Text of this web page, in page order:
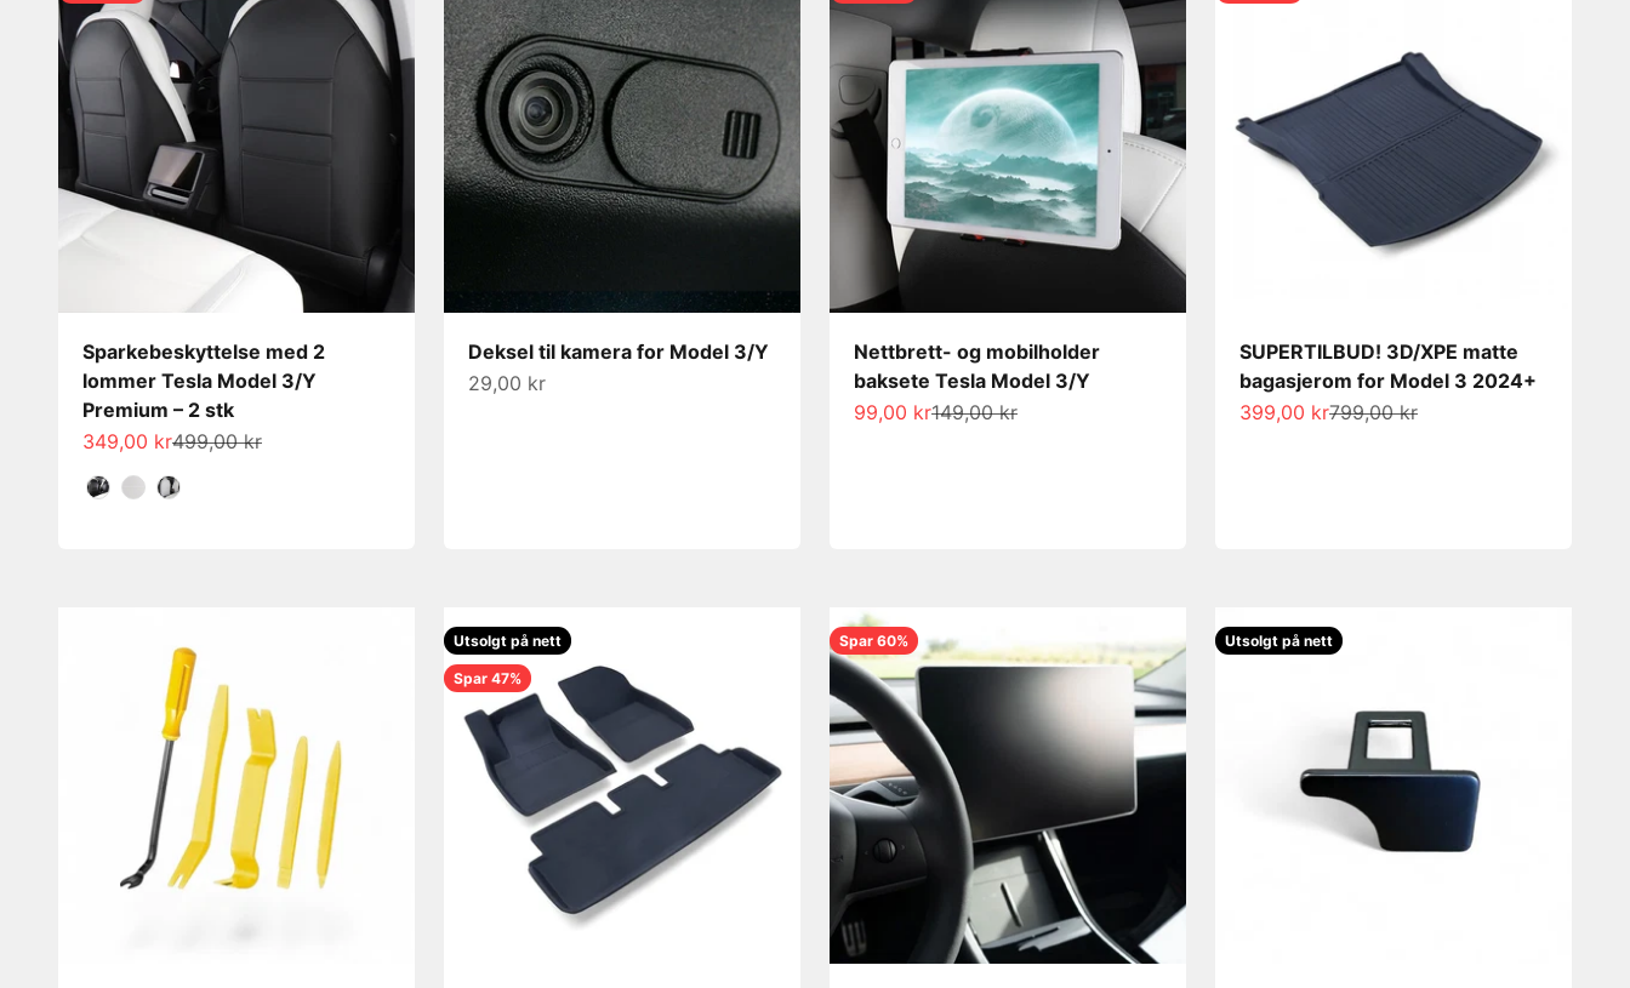
Sparkebeskyttelse med 2
lommer Tesla Model 3/Y
Premium – 2 stk
Salgspris
349,00 krNormalpris
499,00 kr
Farge
Deksel til kamera for Model 3/Y
Salgspris
29,00 kr
Nettbrett- og mobilholder
baksete Tesla Model 3/Y
Salgspris
99,00 krNormalpris
149,00 kr
SUPERTILBUD! 3D/XPE matte
bagasjerom for Model 3 2024+
Salgspris
399,00 krNormalpris
799,00 kr
Utsolgt på nett
Spar 47%
Spar 60% Utsolgt på nett